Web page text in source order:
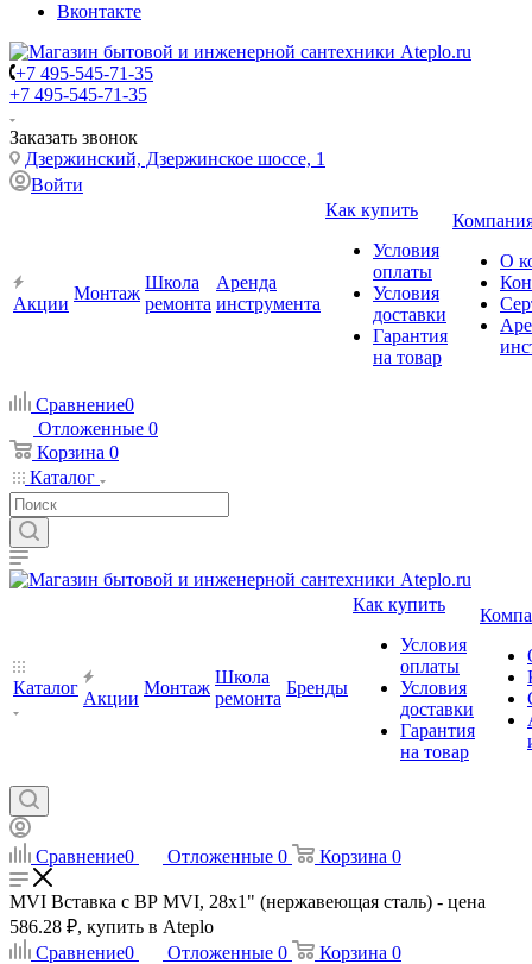
Вконтакте
+7 495-545-71-35
+7 495-545-71-35
Заказать звонок
Дзержинский, Дзержинское шоссе, 1
Войти
Акции
Монтаж
Школа
ремонта
Аренда
инструмента
Как купить
Условия
оплаты
Условия
доставки
Гарантия
на товар
О
Сравнение0
Отложенные 0
Корзина 0
Каталог
Каталог
Акции
Монтаж
Школа
ремонта
Бренды
Как купить
Условия
оплаты
Условия
доставки
Гарантия
на товар
Сравнение0 Отложенные 0 Корзина 0
MVI Вставка с ВР MVI, 28х1" (нержавеющая сталь) - цена
586.28 ₽, купить в Ateplo
Сравнение0 Отложенные 0 Корзина 0